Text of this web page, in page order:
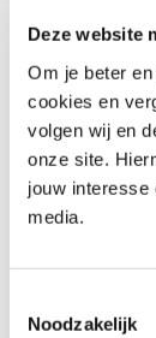
Deze website
Om je beter
cookies en
volgen wij en
onze site.
jouw interesse
media.
Noodzakelijk
BMW
F 900 R
€ 10.490,-
Uit2026